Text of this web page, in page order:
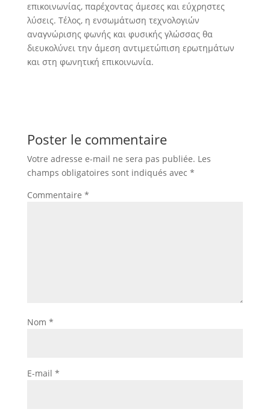
επικοινωνίας, παρέχοντας άμεσες και εύχρηστες
λύσεις. Τέλος, η ενσωμάτωση τεχνολογιών
αναγνώρισης φωνής και φυσικής γλώσσας θα
διευκολύνει την άμεση αντιμετώπιση ερωτημάτων
και στη φωνητική επικοινωνία.
Poster le commentaire
Votre adresse e-mail ne sera pas publiée. Les
champs obligatoires sont indiqués avec *
Commentaire *
Nom *
E-mail *